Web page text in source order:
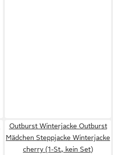
Outburst Winterjacke Outburst
Mädchen Steppjacke Winterjacke
cherry (1-St., kein Set)